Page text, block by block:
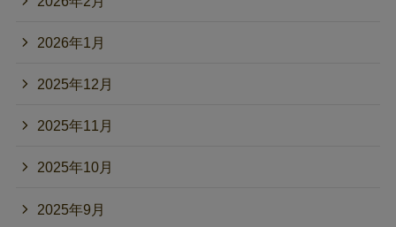
2026年1月
2025年12月
2025年11月
2025年10月
2025年9月